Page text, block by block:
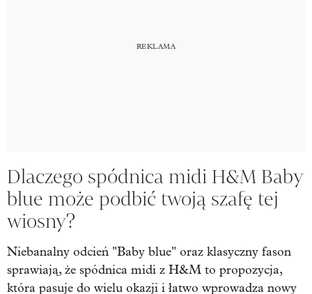
Dlaczego spódnica midi H&M Baby
blue może podbić twoją szafę tej
wiosny?
Niebanalny odcień "Baby blue" oraz klasyczny fason
sprawiają, że spódnica midi z H&M to propozycja,
która pasuje do wielu okazji i łatwo wprowadza nowy